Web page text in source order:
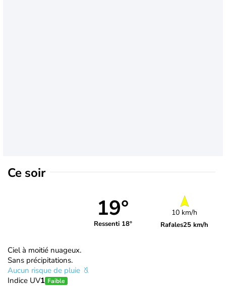
Ce soir
19°
Ressenti 18°
10 km/h
Rafales25 km/h
Ciel à moitié nuageux.
Sans précipitations.
Aucun risque de pluie
Indice UV1 Faible